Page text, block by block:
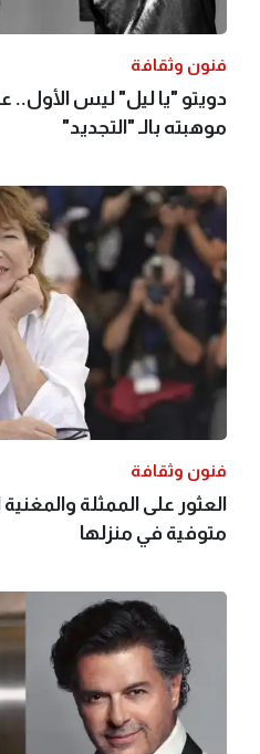
فنون وثقافة
دويتو "يا ليل" ليس الأول..
موهبته بالـ "التجديد"
فنون وثقافة
العثور على الممثلة
متوفية في منزلها